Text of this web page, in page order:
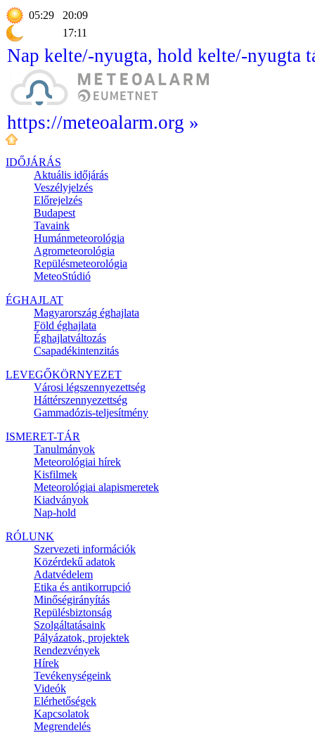
05:29
20:09
17:11
Nap kelte/-nyugta, hold kelte/-nyugta
https://meteoalarm.org »
IDŐJÁRÁS
Aktuális időjárás
Veszélyjelzés
Előrejelzés
Budapest
Tavaink
Humánmeteorológia
Agrometeorológia
Repülésmeteorológia
MeteoStúdió
ÉGHAJLAT
Magyarország éghajlata
Föld éghajlata
Éghajlatváltozás
Csapadékintenzitás
LEVEGŐKÖRNYEZET
Városi légszennyezettség
Háttérszennyezettség
Gammadózis-teljesítmény
ISMERET-TÁR
Tanulmányok
Meteorológiai hírek
Kisfilmek
Meteorológiai alapismeretek
Kiadványok
Nap-hold
RÓLUNK
Szervezeti információk
Közérdekű adatok
Adatvédelem
Etika és antikorrupció
Minőségirányítás
Repülésbiztonság
Szolgáltatásaink
Pályázatok, projektek
Rendezvények
Hírek
Tevékenységeink
Videók
Elérhetőségek
Kapcsolatok
Megrendelés